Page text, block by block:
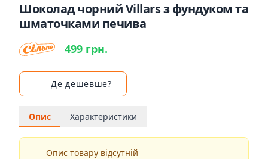
Шоколад чорний Villars з фундуком та
шматочками печива
499 грн.
Де дешевше?
Опис Характеристики
Опис товару відсутній